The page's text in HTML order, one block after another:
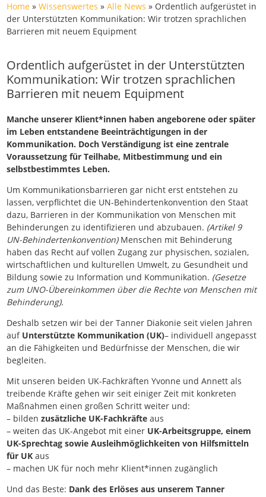
Home »Wissenswertes »Alle News » Ordentlich aufgerüstet in
der Unterstützten Kommunikation: Wir trotzen sprachlichen
Barrieren mit neuem Equipment
Ordentlich aufgerüstet in der Unterstützten
Kommunikation: Wir trotzen sprachlichen
Barrieren mit neuem Equipment
Manche unserer Klient*innen haben angeborene oder später
im Leben entstandene Beeinträchtigungen in der
Kommunikation. Doch Verständigung ist eine zentrale
Voraussetzung für Teilhabe, Mitbestimmung und ein
selbstbestimmtes Leben.
Um Kommunikationsbarrieren gar nicht erst entstehen zu
lassen, verpflichtet die UN-Behindertenkonvention den Staat
dazu, Barrieren in der Kommunikation von Menschen mit
Behinderungen zu identifizieren und abzubauen. (Artikel 9
UN-Behindertenkonvention) Menschen mit Behinderung
haben das Recht auf vollen Zugang zur physischen, sozialen,
wirtschaftlichen und kulturellen Umwelt, zu Gesundheit und
Bildung sowie zu Information und Kommunikation. (Gesetze
zum UNO-Übereinkommen über die Rechte von Menschen mit
Behinderung).
Deshalb setzen wir bei der Tanner Diakonie seit vielen Jahren
auf Unterstützte Kommunikation (UK)– individuell angepasst
an die Fähigkeiten und Bedürfnisse der Menschen, die wir
begleiten.
Mit unseren beiden UK-Fachkräften Yvonne und Annett als
treibende Kräfte gehen wir seit einiger Zeit mit konkreten
Maßnahmen einen großen Schritt weiter und:
– bildenzusätzliche UK-Fachkräfteaus
– weiten das UK-Angebot mit einer UK-Arbeitsgruppe, einem
UK-Sprechtag sowie Ausleihmöglichkeiten von Hilfsmitteln
für UK aus
– machen UK für noch mehr Klient*innen zugänglich
Und das Beste: Dank des Erlöses aus unserem Tanner